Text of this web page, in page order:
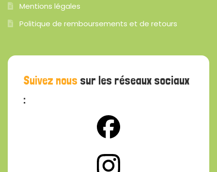
Mentions légales
Politique de remboursements et de retours
Suivez nous sur les réseaux sociaux
: